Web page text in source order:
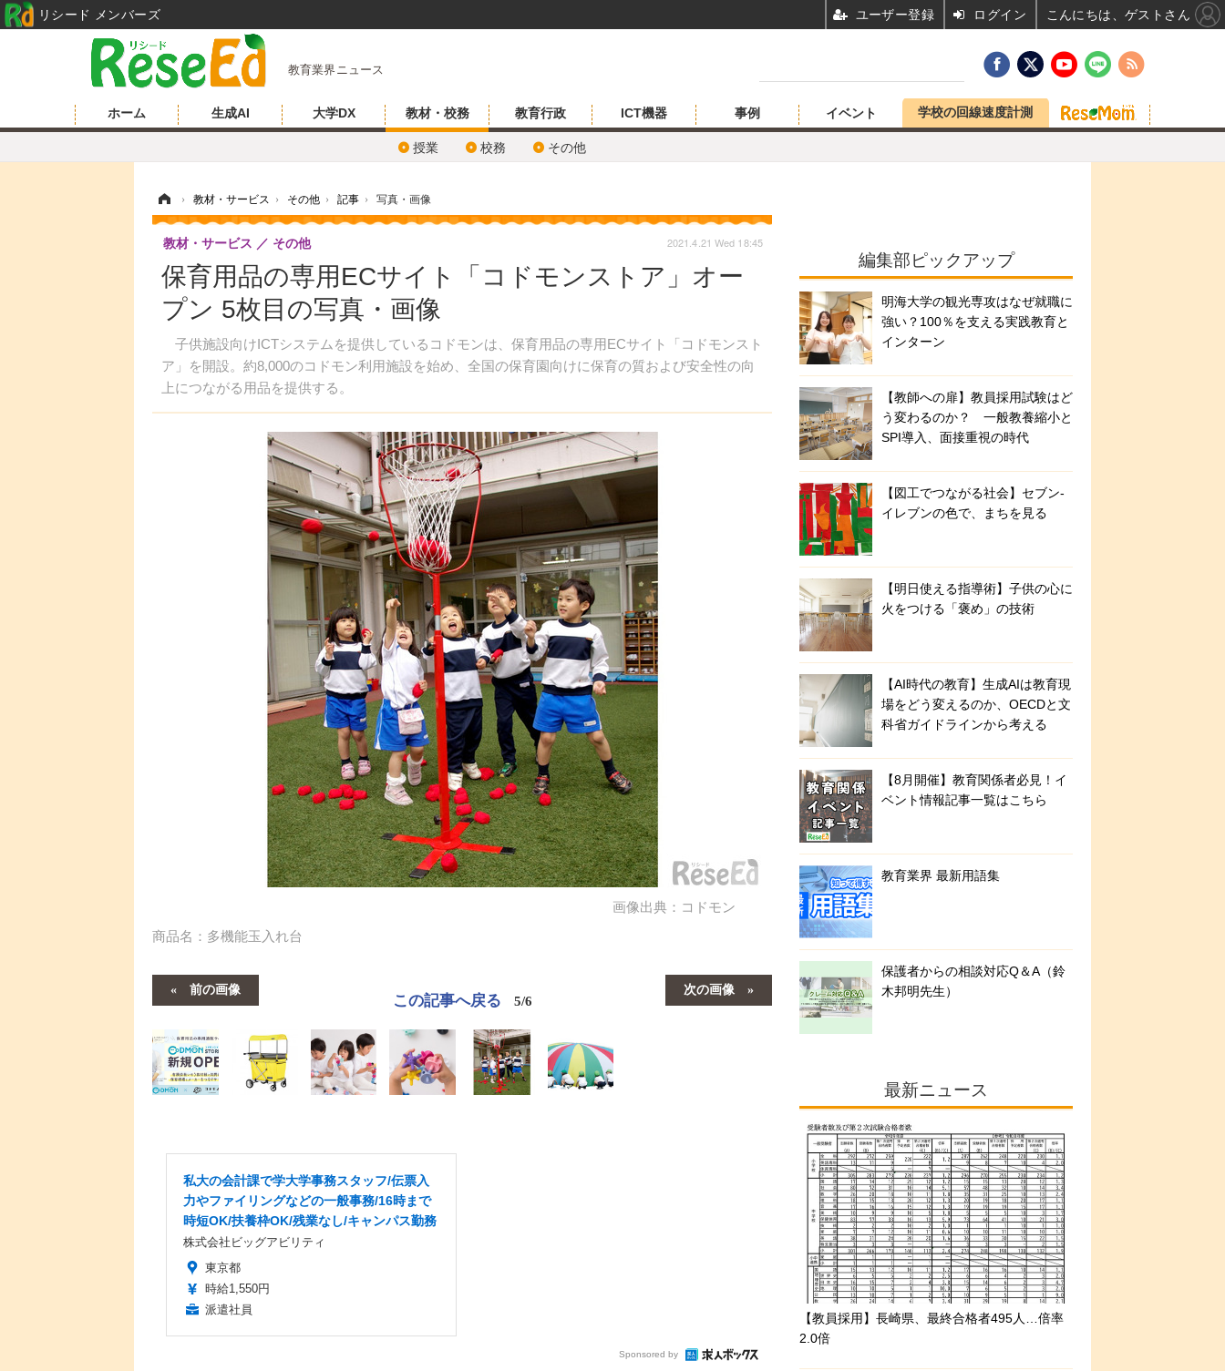
教育業界ニュース
ホーム 生成AI 大学DX 教材・校務
授業 校務 その他
教育行政 ICT機器 事例 イベント 学校の回線速度計測
› 教材・サービス › その他 › 記事 › 写真・画像
保育用品の専用ECサイト「コドモンストア」オー
プン 5枚目の写真・画像
子供施設向けICTシステムを提供しているコドモンは、保育用品の専用ECサイト「コドモンスト
ア」を開設。約8,000のコドモン利用施設を始め、全国の保育園向けに保育の質および安全性の向
上につながる用品を提供する。
教材・サービス その他 2021.4.21 Wed 18:45
画像出典：コドモン
商品名：多機能玉入れ台
前の画像 次の画像
この記事へ戻る 5/6
私大の会計課で学大学事務スタッフ/伝票入
力やファイリングなどの一般事務/16時まで
時短OK/扶養枠OK/残業なし/キャンパス勤務
株式会社ビッグアビリティ
東京都
時給1,550円
派遣社員
Sponsored by
編集部ピックアップ
明海大学の観光専攻はなぜ就職に
強い？100％を支える実践教育と
インターン
【教師への扉】教員採用試験はど
う変わるのか？ 一般教養縮小と
SPI導入、面接重視の時代
【図工でつながる社会】セブン‐
イレブンの色で、まちを見る
【明日使える指導術】子供の心に
火をつける「褒め」の技術
【AI時代の教育】生成AIは教育現
場をどう変えるのか、OECDと文
科省ガイドラインから考える
【8月開催】教育関係者必見！イ
ベント情報記事一覧はこちら
教育業界 最新用語集
保護者からの相談対応Q＆A（鈴
木邦明先生）
最新ニュース
【教員採用】長崎県、最終合格者495人…倍率
2.0倍
リシード メンバーズ ユーザー登録 ログイン こんにちは、ゲストさん